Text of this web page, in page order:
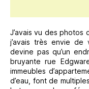
J’avais vu des photos
j’avais très envie
devine pas qu’un
bruyante rue
immeubles
d’eau, font de